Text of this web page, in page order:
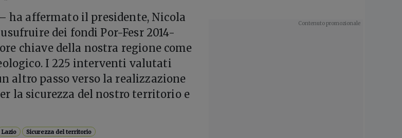
ha affermato il presidente, Nicola
dei fondi Por-Fesr 2014-
chiave della nostra regione come
I 225 interventi valutati
altro passo verso la realizzazione
la sicurezza del nostro territorio e
Lazio Sicurezza del territorio